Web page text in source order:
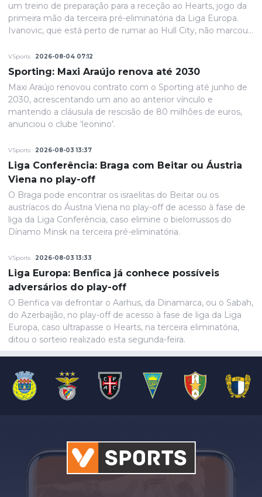
um treino de preparação para a receção ao Hearts, jogo da
primeira mão da terceira pré-eliminatória da Liga Europa.
Ivanovic, que está perto de rumar ao Hull City, não marcou
de acordo com informação das águias. Aursnes, com uma
gastroenterite, também foi baixa, juntando-se a Wynder e
Umeh.
VSports 2026-08-04 07:12
Sporting: Maxi Araújo renova até 2030
Maxi Araújo renovou contrato com o Sporting até junho de
2030, acrescentando um ano ao anterior vínculo e
mantendo a cláusula de rescisão de 80 milhões de euros,
anunciou o clube ‘leonino’.
VSports 2026-08-03 13:37
Liga Conferência: Braga com Beitar ou Áustria
Viena no play-off
O Braga pode encontrar os israelitas do Beitar ou os
austríacos do Áustria Viena no play-off de acesso à fase de
liga da Liga Conferência, caso elimine o bielorrussos do
Dínamo Minsk na terceira pré-eliminatória.
VSports 2026-08-03 13:33
Liga Europa: Benfica já conhece possíveis
adversários do play-off
O Benfica vai defrontar o Aarhus, da Dinamarca, ou o Sabah,
do Azerbaijão, no play-off de acesso à fase de liga da Liga
Europa, caso ultrapasse o Hearts, na terceira eliminatória,
ditou o sorteio realizado esta segunda-feira.